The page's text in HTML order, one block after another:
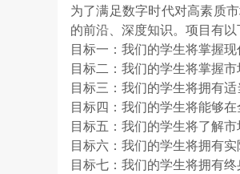
为了满足数字时代对高素质
的前沿、深度知识。项目有
目标一：我们的学生将掌握
目标二：我们的学生将掌握
目标三：我们的学生将拥有
目标四：我们的学生将能够
目标五：我们的学生将了解
目标六：我们的学生将拥有
目标七：我们的学生将拥有终